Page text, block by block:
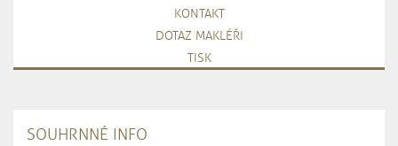
KONTAKT
DOTAZ MAKLÉŘI
TISK
SOUHRNNÉ INFO